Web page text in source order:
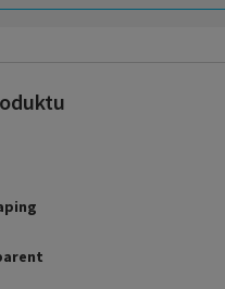
fascynuje stylową,
detalami i